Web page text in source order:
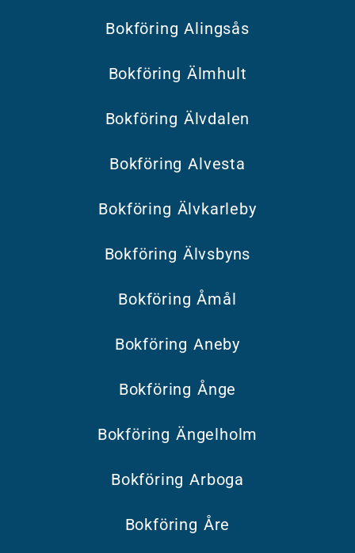
Bokföring Alingsås
Bokföring Älmhult
Bokföring Älvdalen
Bokföring Alvesta
Bokföring Älvkarleby
Bokföring Älvsbyns
Bokföring Åmål
Bokföring Aneby
Bokföring Ånge
Bokföring Ängelholm
Bokföring Arboga
Bokföring Åre